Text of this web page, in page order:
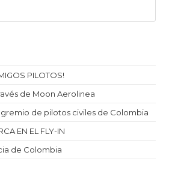
PILOTOS!
de Moon Aerolinea
gremio de pilotos civiles de Colombia
EN EL FLY-IN
de Colombia